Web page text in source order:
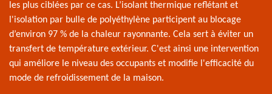
les plus ciblées par ce cas. L’isolant thermique reflétant et
l'isolation par bulle de polyéthylène participent au blocage
d’environ 97 % de la chaleur rayonnante. Cela sert à éviter un
transfert de température extérieur. C'est ainsi une intervention
qui améliore le niveau des occupants et modifie l'efficacité du
mode de refroidissement de la maison.